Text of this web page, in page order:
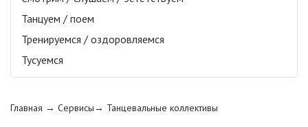
Танцуем / поем
Тренируемся / оздоровляемся
Тусуемся
Главная → Сервисы→ Танцевальные коллективы